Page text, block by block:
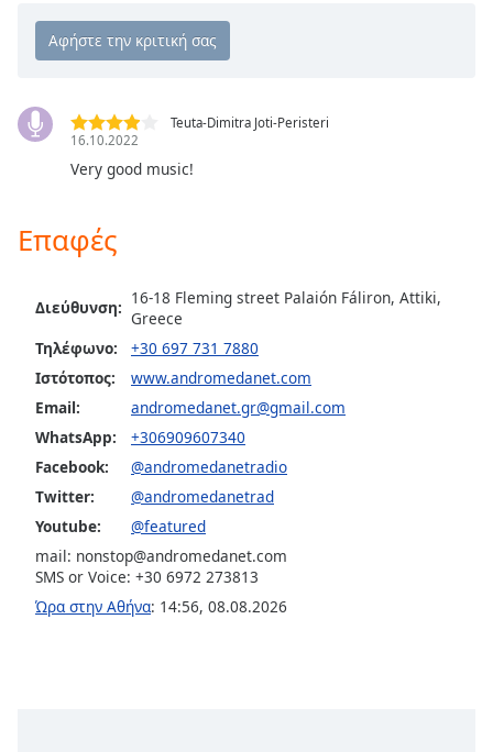
Descriptions
off
,
selected
subtitles
settings,
subtitles
dialog
subtitles
,
Audio
Picture-
Picture
Fullscreen
Teuta-Dimitra Joti-Peristeri
16.10.2022
Very good music!
Επαφές
Διεύθυνση: 16-18 Fleming street Palaión Fáliron, Attiki,
Greece
Τηλέφωνο:
+30 697 731 7880
Ιστότοπος:
www.andromedanet.com
Email:
andromedanet.gr@gmail.com
WhatsApp:
+306909607340
Facebook:
@andromedanetradio
Twitter:
@andromedanetrad
Youtube:
@featured
mail: nonstop@andromedanet.com
SMS or Voice: +30 6972 273813
Ώρα στην Αθήνα: 14:56, 08.08.2026